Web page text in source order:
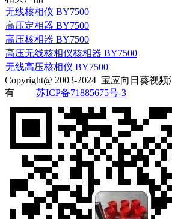
无线核相仪 BY7500
高压定相器 BY7500
高压核相器 BY7500
高压无线核相仪核相器 BY7500
无线高压核相仪 BY7500
Copyright@ 2003-2024 宝应向日葵视频
有
苏ICP备71885675号-3